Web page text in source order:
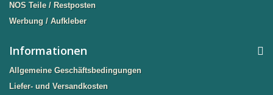
NOS Teile / Restposten
Werbung / Aufkleber
Informationen
Allgemeine Geschäftsbedingungen
Liefer- und Versandkosten